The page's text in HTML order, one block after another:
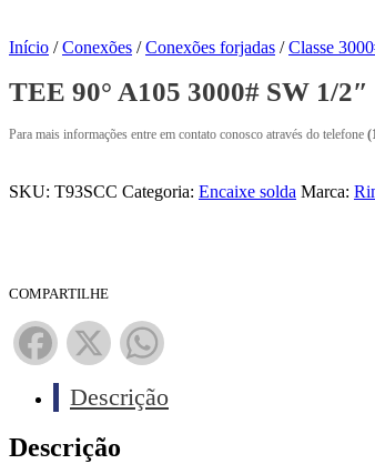
Início /Conexões /Conexões forjadas /Classe
TEE 90° A105 3000# SW 1/2″
Para mais informações entre em contato conosco através do telefone
SKU: T93SCC Categoria: Encaixe solda Marca:
COMPARTILHE
FacebookX
Descrição
Descrição